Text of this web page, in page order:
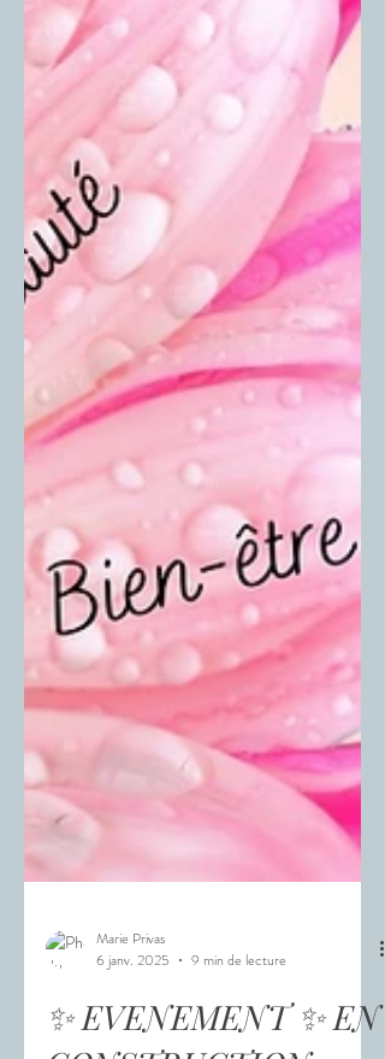
Marie Privas
6 janv. 2025
9 min de lecture